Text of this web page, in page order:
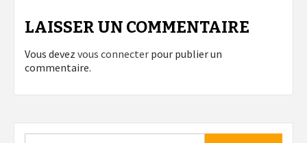
LAISSER UN COMMENTAIRE
Vous devez vous connecter pour publier un
commentaire.